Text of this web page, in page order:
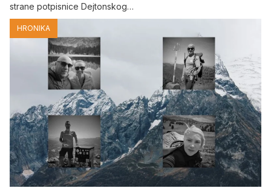
strane potpisnice Dejtonskog…
HRONIKA